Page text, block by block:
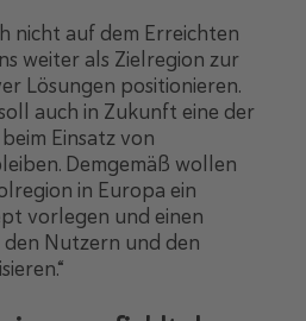
nicht auf dem Erreichten
weiter als Zielregion zur
Lösungen positionieren.
auch in Zukunft eine der
Einsatz von
Demgemäß wollen
in Europa ein
vorlegen und einen
Nutzern und den